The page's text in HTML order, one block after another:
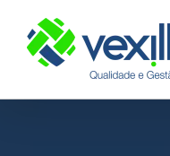
content